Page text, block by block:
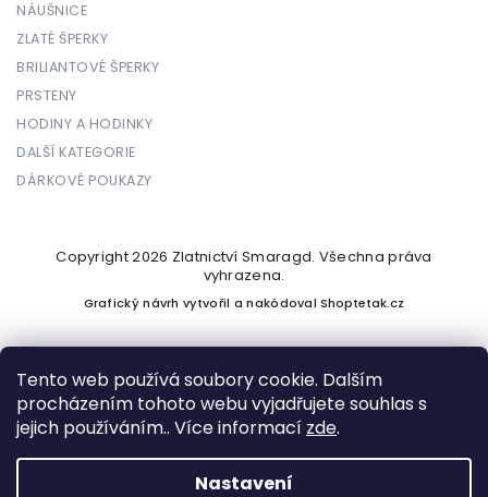
Tento web používá soubory cookie. Dalším
procházením tohoto webu vyjadřujete souhlas s
jejich používáním.. Více informací zde.
Nastavení
NÁUŠNICE
ZLATÉ ŠPERKY
BRILIANTOVÉ ŠPERKY
PRSTENY
HODINY A HODINKY
DALŠÍ KATEGORIE
DÁRKOVÉ POUKAZY
Vytvořil Shoptet
Copyright 2026 Zlatnictví Smaragd. Všechna práva
vyhrazena.
Grafický návrh vytvořil a nakódovalShoptetak.cz